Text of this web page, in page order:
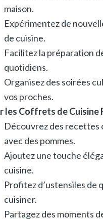
maison.
Expérimentez de
de cuisine.
Facilitez la préparation
quotidiens.
Organisez des soirées
vos proches.
les Coffrets de Cuisine
Découvrez des recettes
avec des pommes.
Ajoutez une touche
cuisine.
Profitez d’ustensiles de
cuisiner.
Partagez des moments